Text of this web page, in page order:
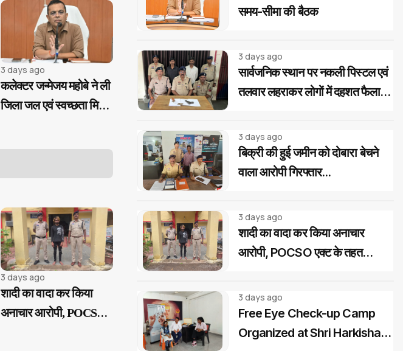
3 days ago
कलेक्टर जन्मेजय महोबे ने ली
जिला जल एवं स्वच्छता मिशन
3 days ago
शादी का वादा कर किया
अनाचार आरोपी, POCSO
समय-सीमा की बैठक
3 days ago
सार्वजनिक स्थान पर नकली पिस्टल एवं
तलवार लहराकर लोगों में दहशत फैलाने
3 days ago
बिक्री की हुई जमीन को दोबारा बेचने
वाला आरोपी गिरफ्तार...
3 days ago
शादी का वादा कर किया अनाचार
आरोपी, POCSO एक्ट के तहत
3 days ago
Free Eye Check-up Camp
Organized at Shri Harkishan